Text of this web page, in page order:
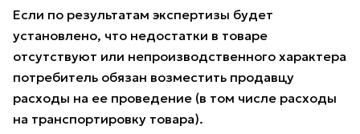
Если по результатам экспертизы будет
установлено, что недостатки в товаре
отсутствуют или непроизводственного характера
потребитель обязан возместить продавцу
расходы на ее проведение (в том числе расходы
на транспортировку товара).